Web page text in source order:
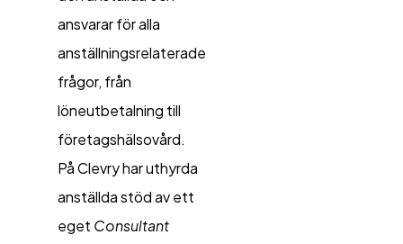
ansvarar för alla
anställningsrelaterade
frågor, från
löneutbetalning till
företagshälsovård.
På Clevry har uthyrda
anställda stöd av ett
eget Consultant